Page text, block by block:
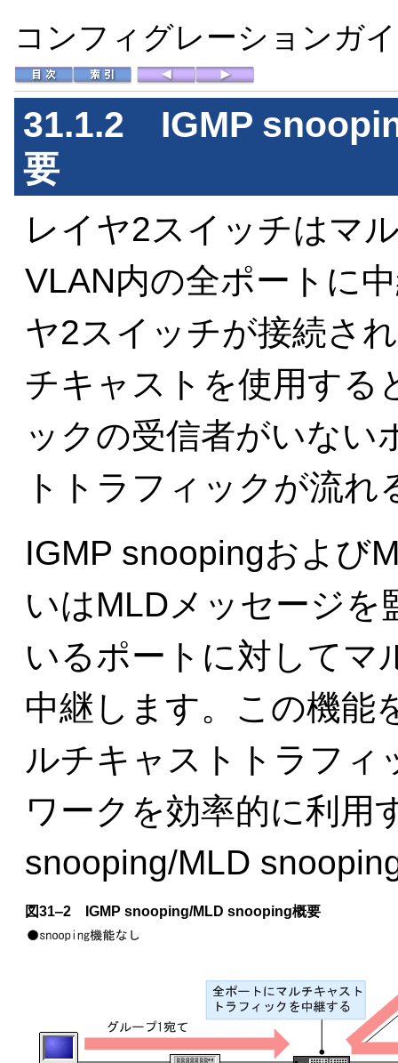
コンフィグレーションガ
31.1.2 IGMP
要
レイヤ2スイッチはマ
VLAN内の全ポートに
ヤ2スイッチが接続さ
チキャストを使用する
ックの受信者がいない
トトラフィックが流
IGMP snoopingおよび
いはMLDメッセージを
いるポートに対してマ
中継します。この機能
ルチキャストトラフィ
ワークを効率的に利用
snooping/MLD
図31‒2 IGMP snooping/MLD snooping概要